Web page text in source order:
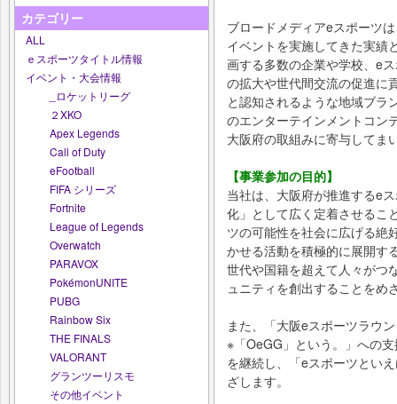
カテゴリー
ALL
ｅスポーツタイトル情報
イベント・大会情報
_ロケットリーグ
２XKO
Apex Legends
Call of Duty
eFootball
FIFA シリーズ
Fortnite
League of Legends
Overwatch
PARAVOX
PokémonUNITE
PUBG
Rainbow Six
THE FINALS
VALORANT
グランツーリスモ
その他イベント
ブロードメディアeスポーツ
イベントを実施してきた実績
画する多数の企業や学校、e
の拡大や世代間交流の促進に
と認知されるような地域ブラ
のエンターテインメントコン
大阪府の取組みに寄与してま
【事業参加の目的】
当社は、大阪府が推進するe
化」として広く定着させるこ
ツの可能性を社会に広げる絶
かせる活動を積極的に展開す
世代や国籍を超えて人々がつ
ュニティを創出することをめ
また、「大阪eスポーツラウ
※「OeGG」という。」への
を継続し、「eスポーツとい
ざします。